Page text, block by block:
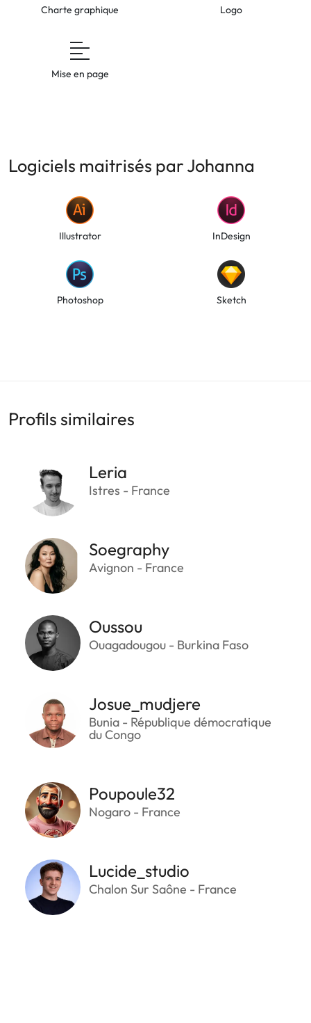
Charte graphique Logo
Mise en page
Logiciels maitrisés par Johanna
Illustrator InDesign
Photoshop Sketch
Profils similaires
Leria
Istres - France
Soegraphy
Avignon - France
Oussou
Ouagadougou - Burkina Faso
Josue_mudjere
Bunia - République démocratique
du Congo
Poupoule32
Nogaro - France
Lucide_studio
Chalon Sur Saône - France